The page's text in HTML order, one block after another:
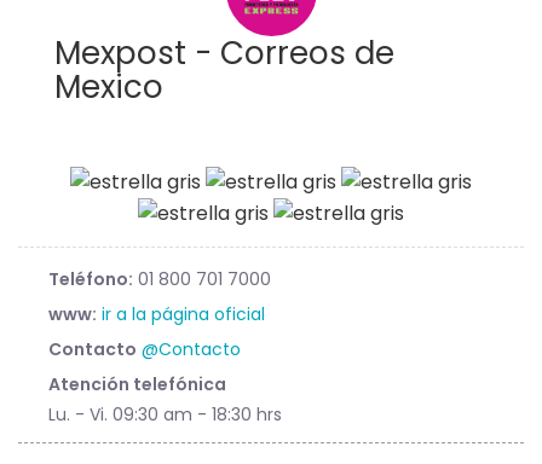
Mexpost - Correos de
Mexico
Teléfono: 01 800 701 7000
www: ir a la página oficial
Contacto @Contacto
Atención telefónica
Lu. - Vi. 09:30 am - 18:30 hrs